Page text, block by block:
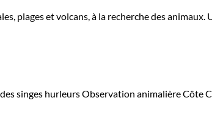
plages et volcans, à la recherche des
singes hurleursObservation animalière Côte